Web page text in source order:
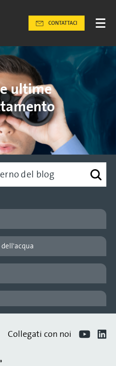
CONTATTACI
ultime
Collegati con noi